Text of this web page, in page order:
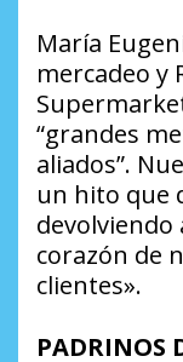
María
mercadeo y
“grandes
aliados”.
un hito que
devolviendo
corazón de
clientes».
PADRINOS